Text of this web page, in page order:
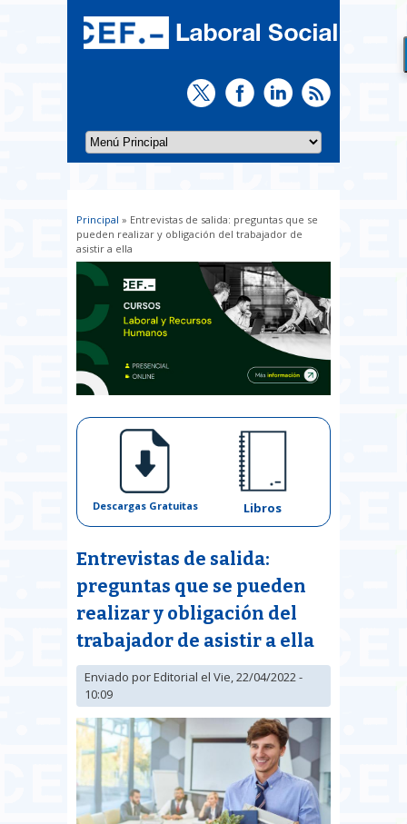
Usted está aquí
Principal » Entrevistas de salida: preguntas que se
pueden realizar y obligación del trabajador de
asistir a ella
Descargas Gratuitas Libros
Entrevistas de salida:
preguntas que se pueden
realizar y obligación del
trabajador de asistir a ella
Enviado porEditorial el Vie, 22/04/2022 -
10:09